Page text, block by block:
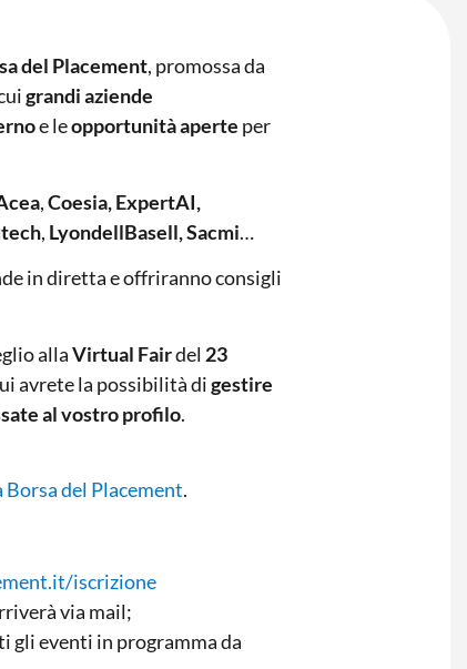
del Placement, promossa da
grandi aziende
e leopportunità aperte per
,Coesia, ExpertAI,
, LyondellBasell, Sacmi…
in diretta e offriranno consigli
allaVirtual Fairdel 23
avrete la possibilità digestire
al vostro profilo.
del Placement.
iscrizione
via mail;
gli eventi in programma da